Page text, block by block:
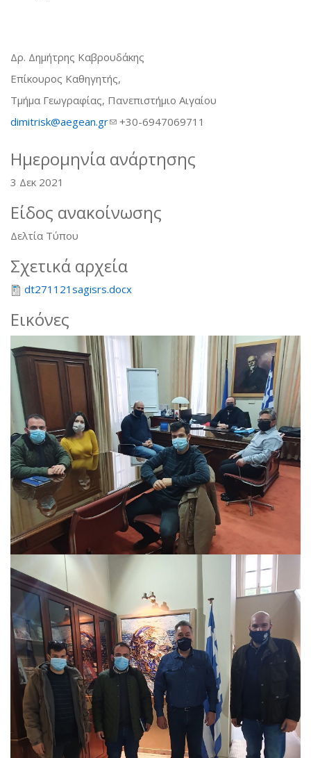
Δρ. Δημήτρης Καβρουδάκης
Επίκουρος Καθηγητής,
Τμήμα Γεωγραφίας, Πανεπιστήμιο Αιγαίου
dimitrisk@aegean.gr(link sends e-mail)
+30-6947069711
Ημερομηνία ανάρτησης
3 Δεκ 2021
Είδος ανακοίνωσης
Δελτία Τύπου
Σχετικά αρχεία
dt271121sagisrs.docx
Εικόνες